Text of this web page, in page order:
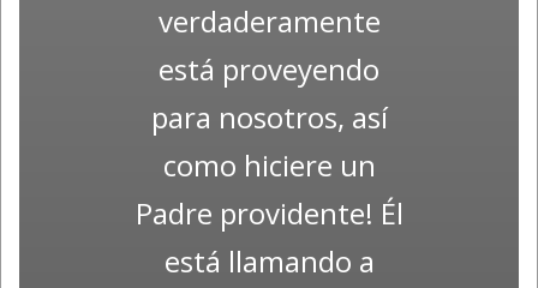
verdaderamente
está proveyendo
para nosotros, así
como hiciere un
Padre providente! Él
está llamando a